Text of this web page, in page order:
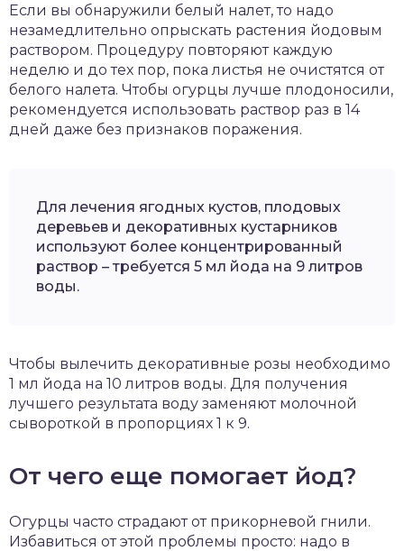
Если вы обнаружили белый налет, то надо
незамедлительно опрыскать растения йодовым
раствором. Процедуру повторяют каждую
неделю и до тех пор, пока листья не очистятся от
белого налета. Чтобы огурцы лучше плодоносили,
рекомендуется использовать раствор раз в 14
дней даже без признаков поражения.
Для лечения ягодных кустов, плодовых
деревьев и декоративных кустарников
используют более концентрированный
раствор – требуется 5 мл йода на 9 литров
воды.
Чтобы вылечить декоративные розы необходимо
1 мл йода на 10 литров воды. Для получения
лучшего результата воду заменяют молочной
сывороткой в пропорциях 1 к 9.
От чего еще помогает йод?
Огурцы часто страдают от прикорневой гнили.
Избавиться от этой проблемы просто: надо в